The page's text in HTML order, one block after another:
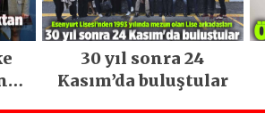
30 yıl sonra 24
Kasım’da buluştular